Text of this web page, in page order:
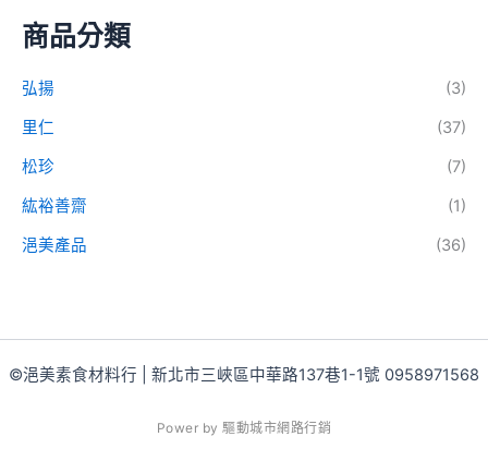
商品分類
弘揚
(3)
里仁
(37)
松珍
(7)
紘裕善齋
(1)
浥美產品
(36)
©浥美素食材料行 | 新北市三峽區中華路137巷1-1號 0958971568
Power by 驅動城市網路行銷